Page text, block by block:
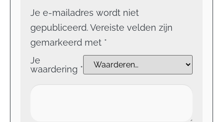
Je e-mailadres wordt niet
gepubliceerd.Vereiste velden zijn
gemarkeerd met *
Je
waardering *